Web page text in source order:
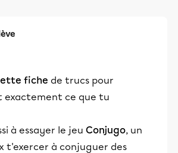
fiche de trucs pour
exactement ce que tu
à essayer le jeu Conjugo, un
t'exercer à conjuguer des